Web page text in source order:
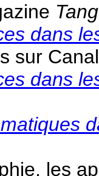
dans
sur
dans
les